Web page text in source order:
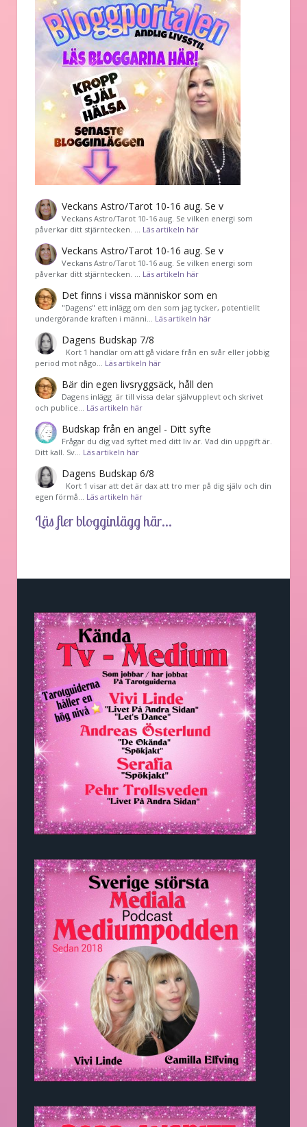
Veckans Astro/Tarot 10-16 aug. Se v
Veckans Astro/Tarot 10-16 aug. Se vilken energi som
påverkar ditt stjärntecken. … Läs artikeln här
Veckans Astro/Tarot 10-16 aug. Se v
Veckans Astro/Tarot 10-16 aug. Se vilken energi som
påverkar ditt stjärntecken. … Läs artikeln här
Det finns i vissa människor som en
"Dagens" ett inlägg om den som jag tycker, potentiellt
undergörande kraften i männi… Läs artikeln här
Dagens Budskap 7/8
Kort 1 handlar om att gå vidare från en svår eller jobbig
period mot någo… Läs artikeln här
Bär din egen livsryggsäck, håll den
Dagens inlägg är till vissa delar självupplevt och skrivet
och publice… Läs artikeln här
Budskap från en ängel - Ditt syfte
Frågar du dig vad syftet med ditt liv är. Vad din uppgift är.
Ditt kall. Sv… Läs artikeln här
Dagens Budskap 6/8
Kort 1 visar att det är dax att tro mer på dig själv och din
egen förmå… Läs artikeln här
Läs fler blogginlägg här...